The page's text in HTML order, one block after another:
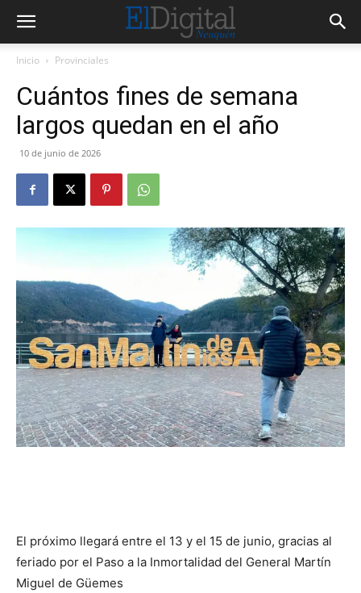
Inicio Provinciales
Cuántos fines de semana
largos quedan en el año
10 de junio de 2026
El próximo llegará entre el 13 y el 15 de junio, gracias al
feriado por el Paso a la Inmortalidad del General Martín
Miguel de Güemes